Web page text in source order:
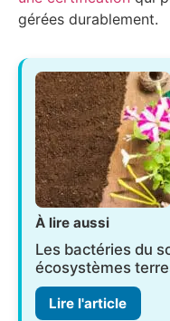
gérées durablement.
À lire aussi
Les bactéries du
écosystèmes
Lire l'article